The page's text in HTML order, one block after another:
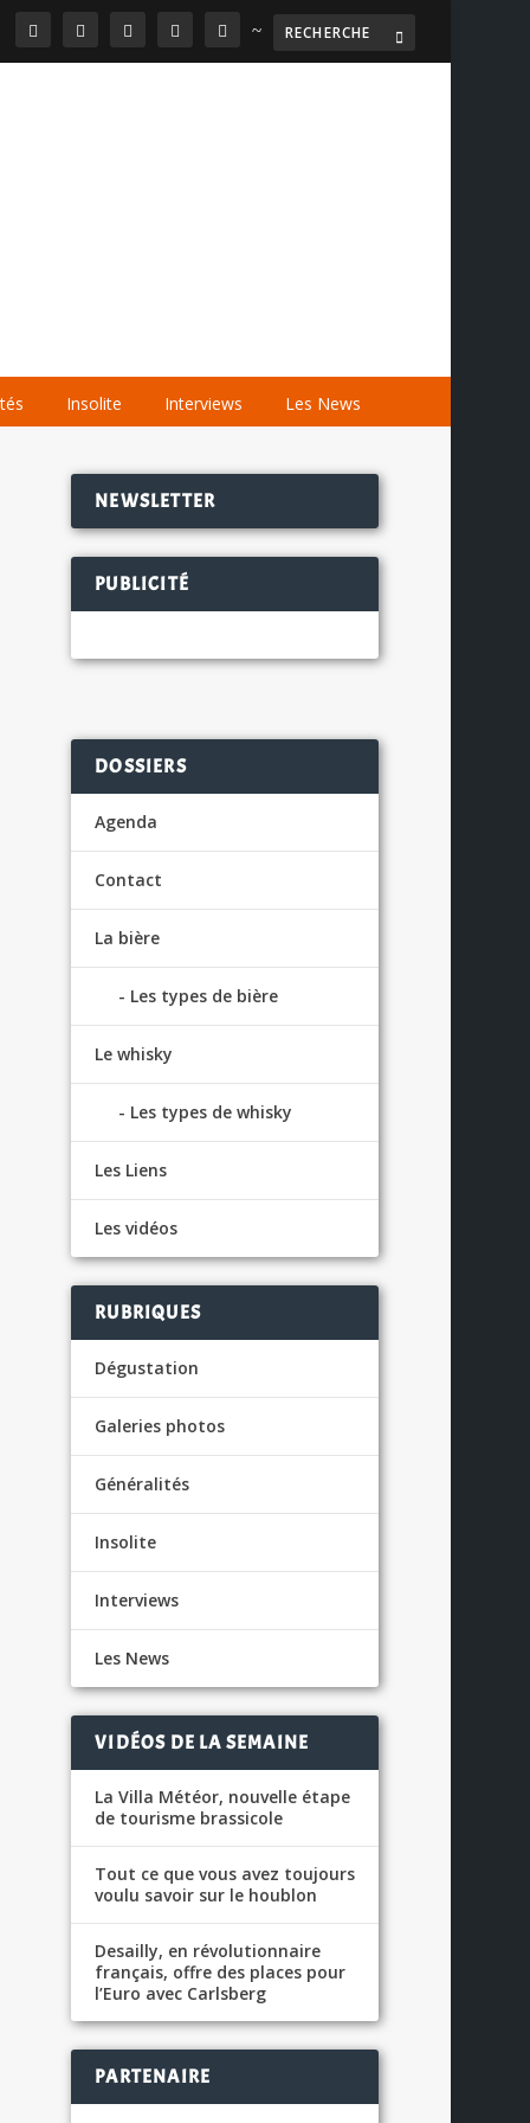
~
Insolite Interviews Les News
NEWSLETTER
PUBLICITÉ
DOSSIERS
Agenda
Contact
La bière
Les types de bière
Le whisky
Les types de whisky
Les Liens
Les vidéos
RUBRIQUES
Dégustation
Galeries photos
Généralités
Insolite
Interviews
Les News
VIDÉOS DE LA SEMAINE
La Villa Météor, nouvelle étape
de tourisme brassicole
Tout ce que vous avez toujours
voulu savoir sur le houblon
Desailly, en révolutionnaire
français, offre des places pour
l’Euro avec Carlsberg
PARTENAIRE